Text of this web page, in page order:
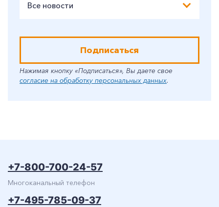
Все новости
Подписаться
Нажимая кнопку «Подписаться», Вы даете свое
согласие на обработку персональных данных.
+7-800-700-24-57
Многоканальный телефон
+7-495-785-09-37